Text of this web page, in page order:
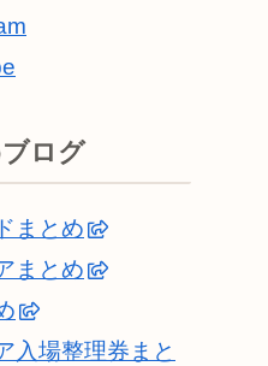
ログ
まとめ
まとめ
入場整理券まと